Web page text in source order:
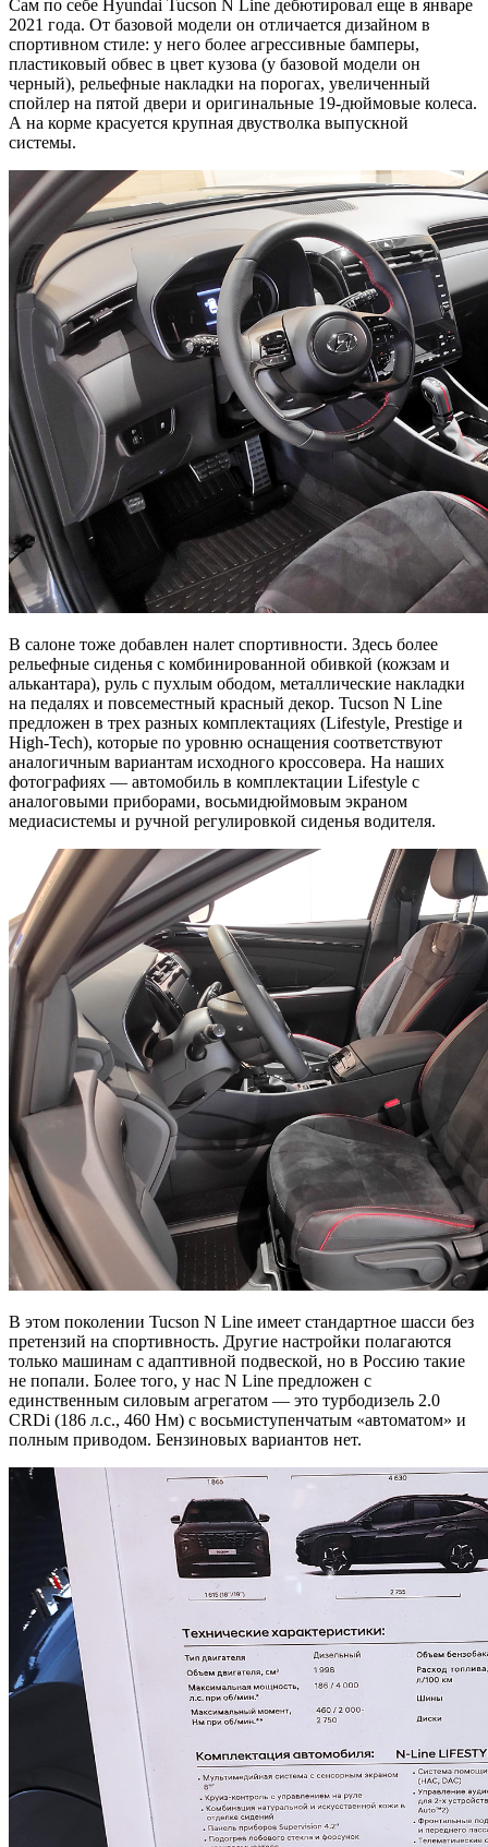
Сам по себе Hyundai Tucson N Line дебютировал еще в январе
2021 года. От базовой модели он отличается дизайном в
спортивном стиле: у него более агрессивные бамперы,
пластиковый обвес в цвет кузова (у базовой модели он
черный), рельефные накладки на порогах, увеличенный
спойлер на пятой двери и оригинальные 19-дюймовые колеса.
А на корме красуется крупная двустволка выпускной
системы.
В салоне тоже добавлен налет спортивности. Здесь более
рельефные сиденья с комбинированной обивкой (кожзам и
алькантара), руль с пухлым ободом, металлические накладки
на педалях и повсеместный красный декор. Tucson N Line
предложен в трех разных комплектациях (Lifestyle, Prestige и
High-Tech), которые по уровню оснащения соответствуют
аналогичным вариантам исходного кроссовера. На наших
фотографиях — автомобиль в комплектации Lifestyle с
аналоговыми приборами, восьмидюймовым экраном
медиасистемы и ручной регулировкой сиденья водителя.
В этом поколении Tucson N Line имеет стандартное шасси без
претензий на спортивность. Другие настройки полагаются
только машинам с адаптивной подвеской, но в Россию такие
не попали. Более того, у нас N Line предложен с
единственным силовым агрегатом — это турбодизель 2.0
CRDi (186 л.с., 460 Нм) с восьмиступенчатым «автоматом» и
полным приводом. Бензиновых вариантов нет.